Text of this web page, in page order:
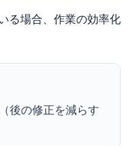
る場合、作業の効率化
後の修正を減らす